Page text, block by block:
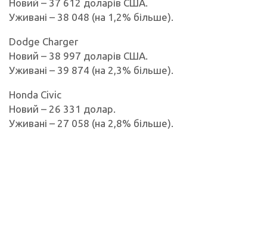
Новий – 37 612 доларів США.
Уживані – 38 048 (на 1,2% більше).
Dodge Charger
Новий – 38 997 доларів США.
Уживані – 39 874 (на 2,3% більше).
Honda Civic
Новий – 26 331 долар.
Уживані – 27 058 (на 2,8% більше).